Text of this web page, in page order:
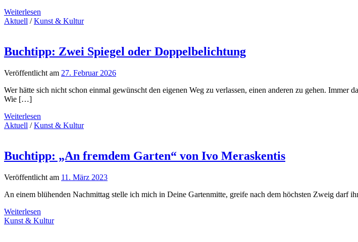
Weiterlesen
Aktuell /Kunst & Kultur
Buchtipp: Zwei Spiegel oder Doppelbelichtung
Veröffentlicht am 27. Februar 2026
Wer hätte sich nicht schon einmal gewünscht den eigenen Weg zu verlassen, einen anderen zu gehen.
Wie […]
Weiterlesen
Aktuell /Kunst & Kultur
Buchtipp: „An fremdem Garten“ von Ivo Meraskentis
Veröffentlicht am 11. März 2023
An einem blühenden Nachmittag stelle ich mich in Deine Gartenmitte, greife nach dem höchsten Zweig
Weiterlesen
Kunst & Kultur